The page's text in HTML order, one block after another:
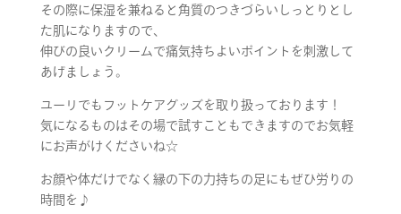
その際に保湿を兼ねると角質のつきづらいしっとりとし
た肌になりますので、
伸びの良いクリームで痛気持ちよいポイントを刺激して
あげましょう。
ユーリでもフットケアグッズを取り扱っております！
気になるものはその場で試すこともできますのでお気軽
にお声がけくださいね☆
お顔や体だけでなく縁の下の力持ちの足にもぜひ労りの
時間を♪